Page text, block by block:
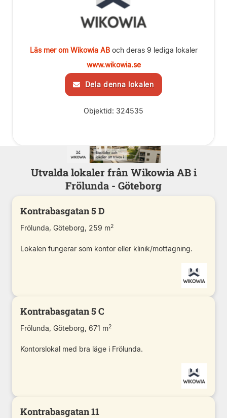
Läs mer om Wikowia ABoch deras 9 lediga lokaler
www.wikowia.se
Dela denna lokalen
Objektid: 324535
Utvalda lokaler från Wikowia AB i
Frölunda - Göteborg
Kontrabasgatan 5 D
Frölunda, Göteborg, 259 m2
Lokalen fungerar som kontor eller klinik/mottagning.
Kontrabasgatan 5 C
Frölunda, Göteborg, 671 m2
Kontorslokal med bra läge i Frölunda.
Kontrabasgatan 11